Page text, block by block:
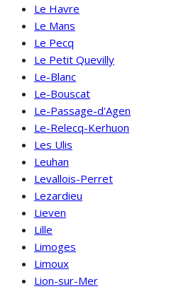
Le Havre
Le Mans
Le Pecq
Le Petit Quevilly
Le-Blanc
Le-Bouscat
Le-Passage-d'Agen
Le-Relecq-Kerhuon
Les Ulis
Leuhan
Levallois-Perret
Lezardieu
Lieven
Lille
Limoges
Limoux
Lion-sur-Mer